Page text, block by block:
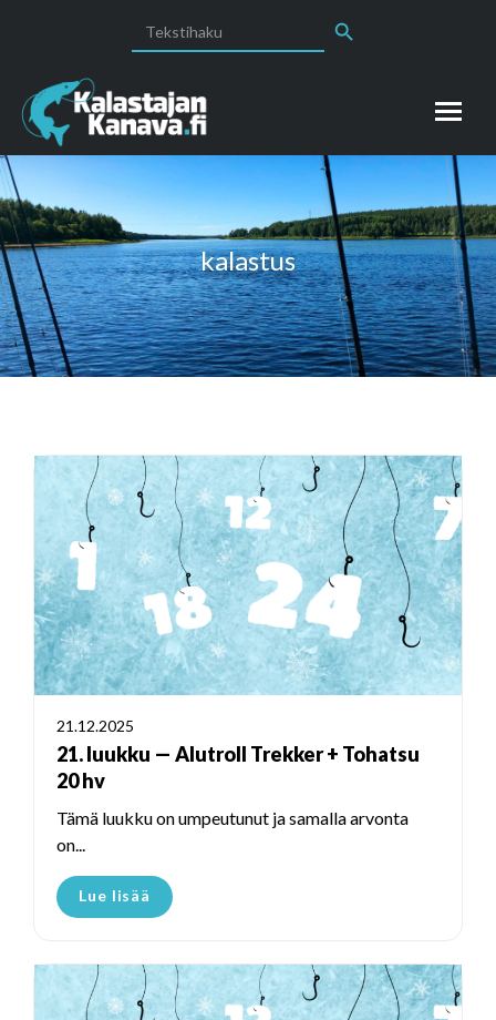
for:
kalastus
21.12.2025
21. luukku — Alutroll Trekker + Tohatsu
20 hv
Tämä luukku on umpeutunut ja samalla arvonta
on...
Lue lisää